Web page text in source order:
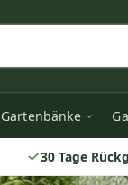
Gartenbänke
30 Tage